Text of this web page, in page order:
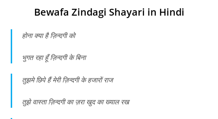
Bewafa Zindagi Shayari in Hindi
होना क्या है ज़िन्दगी को
भुगत रहा हूँ ज़िन्दगी के बिना
तुझमे छिपे हैं मेरी ज़िन्दगी के हजारों राज
तुझे वास्ता ज़िन्दगी का ज़रा खुद का ख्याल रख